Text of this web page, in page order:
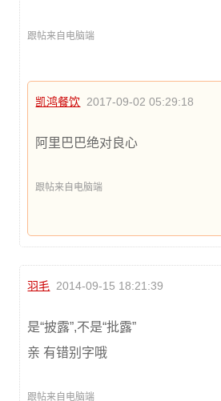
跟帖来自电脑端
凯鸿餐饮 2017-09-02 05:29:18
阿里巴巴绝对良心
跟帖来自电脑端
羽毛 2014-09-15 18:21:39
是“披露”,不是“批露”
亲 有错别字哦
跟帖来自电脑端